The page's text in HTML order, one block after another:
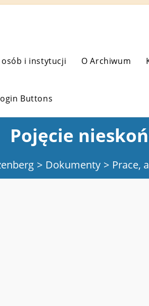
osób i instytucji O Archiwum
Buttons
Pojęcie
> Dokumenty > Prace,